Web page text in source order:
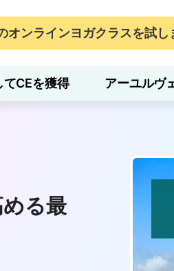
オンラインヨガクラスを試し
CEを獲得 アーユルヴ
る最